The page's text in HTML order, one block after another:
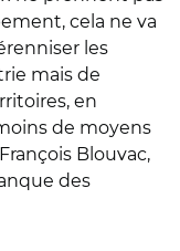
cela ne va
les
mais de
en
de moyens
Blouvac,
des